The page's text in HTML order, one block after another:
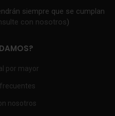
siempre que se cumplan
con nosotros)
por mayor
nosotros